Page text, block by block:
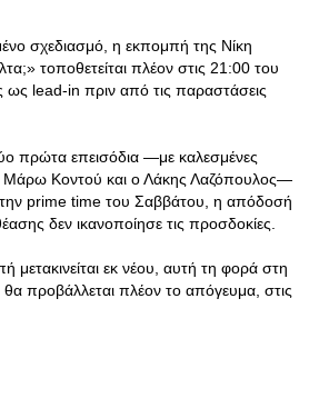
σχεδιασμό, η εκπομπή της Νίκη
τοποθετείται πλέον στις 21:00 του
ως lead-in πριν από τις παραστάσεις
πρώτα επεισόδια —με καλεσμένες
Κοντού και ο Λάκης Λαζόπουλος—
prime time του Σαββάτου, η απόδοσή
δεν ικανοποίησε τις προσδοκίες.
εκ νέου, αυτή τη φορά στη
προβάλλεται πλέον το απόγευμα, στις